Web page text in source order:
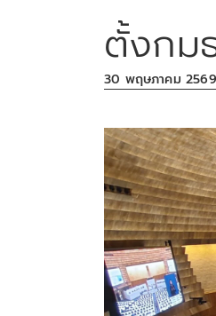
ตั้งกม
30 พฤษภาคม 2569